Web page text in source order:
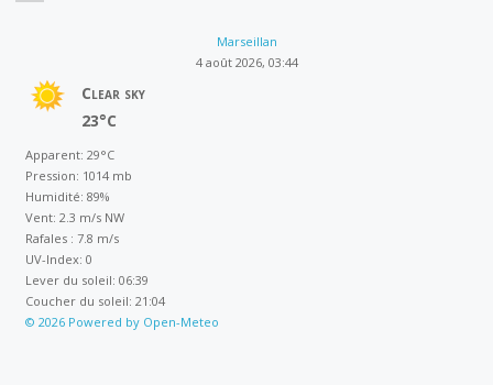
Marseillan
4 août 2026, 03:44
Clear sky
23°C
Apparent: 29°C
Pression: 1014 mb
Humidité: 89%
Vent: 2.3 m/s NW
Rafales : 7.8 m/s
UV-Index: 0
Lever du soleil: 06:39
Coucher du soleil: 21:04
© 2026 Powered by Open-Meteo